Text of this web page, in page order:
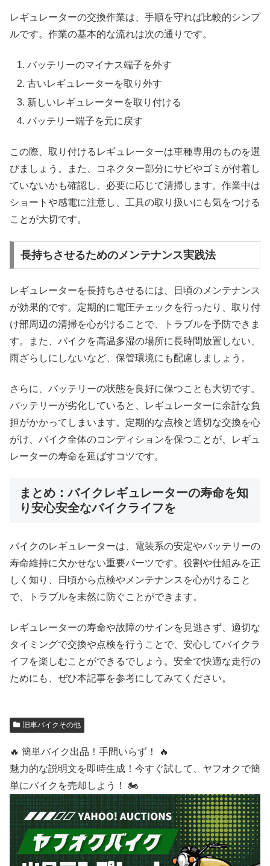
レギュレーターの交換作業は、手順を守れば比較的シンプ
ルです。作業の基本的な流れは次の通りです。
バッテリーのマイナス端子を外す
古いレギュレーターを取り外す
新しいレギュレーターを取り付ける
バッテリー端子を元に戻す
この際、取り付けるレギュレーターは車種専用のものを選
びましょう。また、コネクター部分にサビやゴミが付着し
ていないかも確認し、必要に応じて清掃します。作業中は
ショートや感電に注意し、工具の取り扱いにも気をつける
ことが大切です。
長持ちさせるためのメンテナンス実践法
レギュレーターを長持ちさせるには、日頃のメンテナンス
が効果的です。定期的に電圧チェックを行ったり、取り付
け部周辺の清掃を心がけることで、トラブルを予防できま
す。また、バイクを高温多湿の場所に長時間放置しない、
雨ざらしにしないなど、保管環境にも配慮しましょう。
さらに、バッテリーの状態を良好に保つことも大切です。
バッテリーが劣化していると、レギュレーターに余計な負
担がかかってしまいます。定期的な点検と適切な交換を心
がけ、バイク全体のコンディションを保つことが、レギュ
レーターの寿命を延ばすコツです。
まとめ：バイクレギュレーターの寿命を知
り安心安全なバイクライフを
バイクのレギュレーターは、電装系の安定やバッテリーの
寿命維持に欠かせない重要パーツです。役割や仕組みを正
しく知り、日頃から点検やメンテナンスを心がけること
で、トラブルを未然に防ぐことができます。
レギュレーターの寿命や故障のサインを見逃さず、適切な
タイミングで交換や点検を行うことで、安心してバイクラ
イフを楽しむことができるでしょう。安全で快適な走行の
ためにも、ぜひ本記事を参考にしてみてください。
旧車バイクその他
🔥 簡単バイク出品！手間いらず！ 🔥
魅力的な説明文を即時生成！今すぐ試して、ヤフオクで簡
単にバイクを売却しよう！ 🏍️